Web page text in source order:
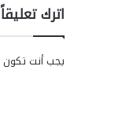
اترك تعليقاً
يجب أنت تكون